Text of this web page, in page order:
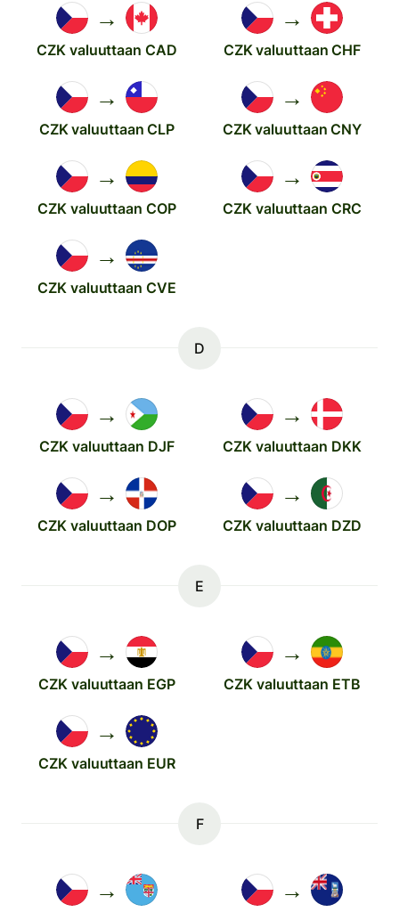
→
CZK valuuttaan CAD
→
CZK valuuttaan CHF
→
CZK valuuttaan CLP
→
CZK valuuttaan CNY
→
CZK valuuttaan COP
→
CZK valuuttaan CRC
→
CZK valuuttaan CVE
D
→
CZK valuuttaan DJF
→
CZK valuuttaan DKK
→
CZK valuuttaan DOP
→
CZK valuuttaan DZD
E
→
CZK valuuttaan EGP
→
CZK valuuttaan ETB
→
CZK valuuttaan EUR
F
→ →